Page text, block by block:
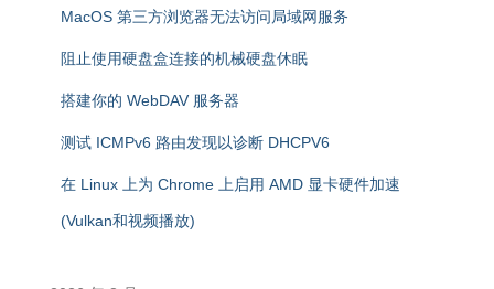
MacOS 第三方浏览器无法访问局域网服务
阻止使用硬盘盒连接的机械硬盘休眠
搭建你的 WebDAV 服务器
测试 ICMPv6 路由发现以诊断 DHCPV6
在 Linux 上为 Chrome 上启用 AMD 显卡硬件加速
(Vulkan和视频播放)